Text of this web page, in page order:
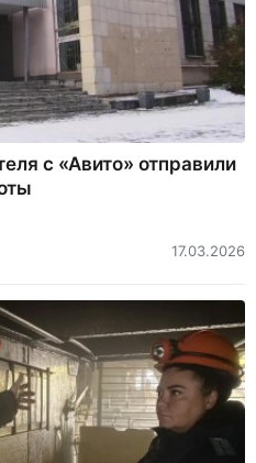
с «Авито» отправили
17.03.2026